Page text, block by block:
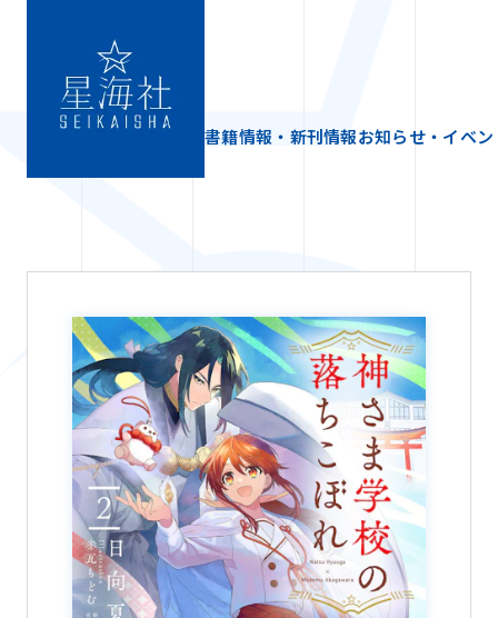
書籍情報・新刊情報お知らせ・イベン